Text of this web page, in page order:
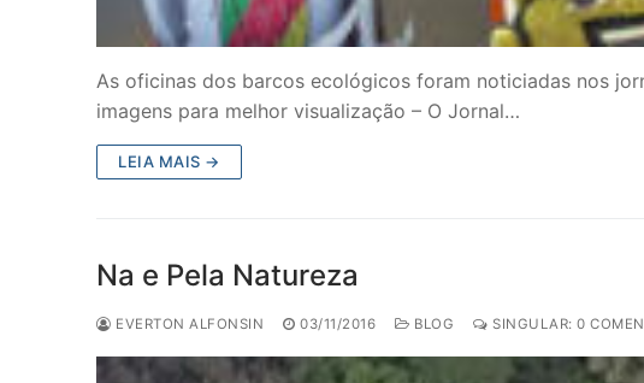
As oficinas dos barcos ecológicos foram noticiadas nos
imagens para melhor visualização – O Jornal…
LEIA MAIS →
Na e Pela Natureza
EVERTON ALFONSIN 03/11/2016 BLOG SINGULAR: 0